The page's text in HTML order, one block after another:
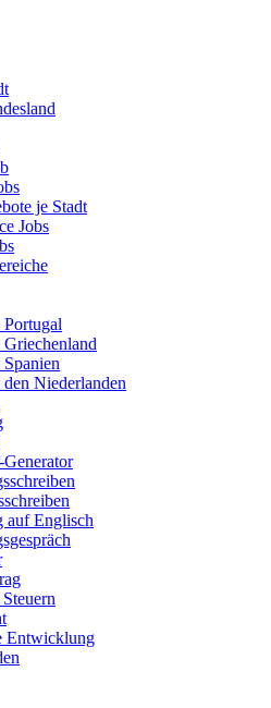
je Stadt
Jobs
Niederlanden
auf Englisch
Entwicklung